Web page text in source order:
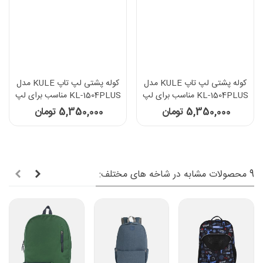
کوله پشتی لپ تاپ KULE مدل
KL-1504PLUS مناسب برای لپ
تاپ 15.6 اینچی - رنگ زغالی5,350,000 تومان
کوله پشتی لپ تاپ KULE مدل
KL-1504PLUS مناسب برای لپ
تاپ 15.6 اینچی - رنگ سبز
5,350,000 تومان
9 محصولات مشابه در شاخه های مختلف: